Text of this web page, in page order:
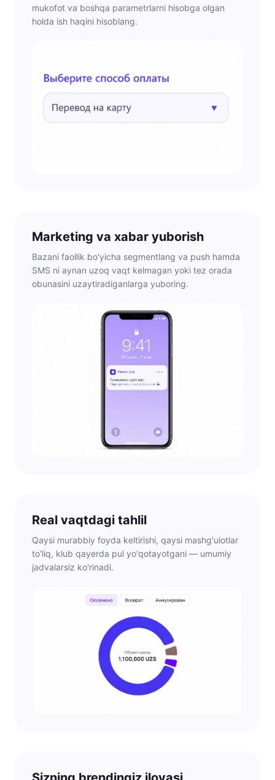
mukofot va boshqa parametrlarni hisobga olgan
holda ish haqini hisoblang.
Marketing va xabar yuborish
Bazani faollik bo'yicha segmentlang va push hamda
SMS ni aynan uzoq vaqt kelmagan yoki tez orada
obunasini uzaytiradiganlarga yuboring.
Real vaqtdagi tahlil
Qaysi murabbiy foyda keltirishi, qaysi mashg'ulotlar
to'liq, klub qayerda pul yo'qotayotgani — umumiy
jadvalarsiz ko'rinadi.